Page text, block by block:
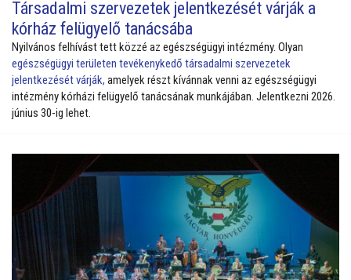
Társadalmi szervezetek jelentkezését várják a
kórház felügyelő tanácsába
Nyilvános felhívást tett közzé az egészségügyi intézmény. Olyan
egészségügyi területen tevékenykedő társadalmi szervezetek
jelentkezését várják, amelyek részt kívánnak venni az egészségügyi
intézmény kórházi felügyelő tanácsának munkájában. Jelentkezni 2026.
június 30-ig lehet.